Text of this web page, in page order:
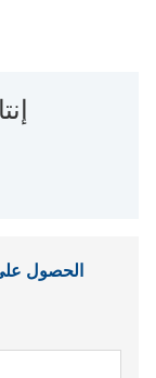
الحصول